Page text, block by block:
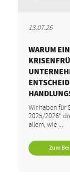
13.07.26
WARUM EIN
Wir haben für
2025/2026“
allem, wie ...
Zum